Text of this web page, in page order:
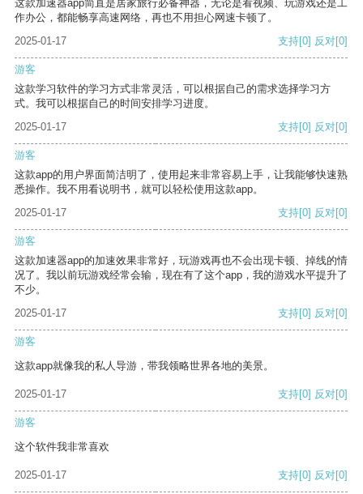
这款加速器app简直是居家旅行必备神器，无论是看视频、玩游戏还是工
作办公，都能畅享高速网络，再也不用担心网速卡顿了。
2025-01-17
支持[0] 反对[0]
游客
这款学习软件的学习方式非常灵活，可以根据自己的需求选择学习方
式。我可以根据自己的时间安排学习进度。
2025-01-17
支持[0] 反对[0]
游客
这款app的用户界面简洁明了，使用起来非常容易上手，让我能够快速熟
悉操作。我不用看说明书，就可以轻松使用这款app。
2025-01-17
支持[0] 反对[0]
游客
这款加速器app的加速效果非常好，玩游戏再也不会出现卡顿、掉线的情
况了。我以前玩游戏经常会输，现在有了这个app，我的游戏水平提升了
不少。
2025-01-17
支持[0] 反对[0]
游客
这款app就像我的私人导游，带我领略世界各地的美景。
2025-01-17 支持[0] 反对[0]
游客
这个软件我非常喜欢
2025-01-17 支持[0] 反对[0]